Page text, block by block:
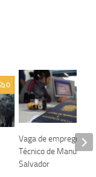
0
Vaga de emprego
Técnico de
Salvador